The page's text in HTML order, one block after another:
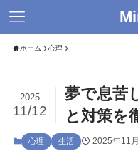
ホーム 心理
夢で息苦
と対策を
2025
11/12
心理 生活 2025年11